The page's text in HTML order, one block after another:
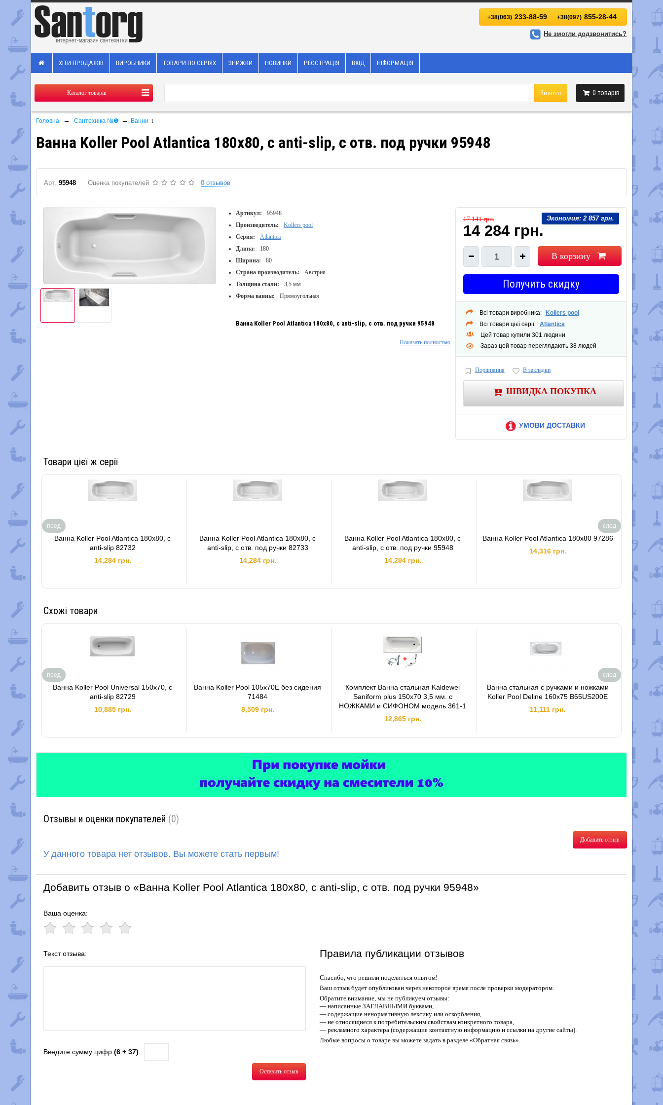
+38(063) 233-88-59 +38(097) 855-28-44
Не змогли додзвонитись?
ХІТИ ПРОДАЖІВ ВИРОБНИКИ ТОВАРИ ПО СЕРІЯХ ЗНИЖКИ НОВИНКИ РЕЄСТРАЦІЯ ВХІД ІНФОРМАЦІЯ
Каталог товарів 0 товарів
Знайти
Головна → Сантехніка №❶ → Ванни ↓
Ванна Koller Pool Atlantica 180x80, с anti-slip, с отв. под ручки 95948
Арт. 95948 Оценка покупателей 0 отзывов
Артикул:
95948
Производитель:
Kollers pool
Серия:
Atlantica
Длина:
180
Ширина:
80
Страна производитель:
Австрия
Толщина стали:
3,5 мм
Форма ванны:
Прямоугольная
Ванна Koller Pool Atlantica 180x80, с anti-slip, с отв. под ручки 95948
Показать полностью
Экономия:2 857 грн.
17 141 грн.
14 284 грн.
1 В корзину
Получить скидку
Всі товари виробника:
Kollers pool
Всі товари цієї серії: Atlantica
Цей товар купили 301 людини
Зараз цей товар переглядають 38 людей
Порівняння В закладки
ШВИДКА ПОКУПКА
УМОВИ ДОСТАВКИ
Товари цієї ж серії
Ванна Koller Pool Atlantica 180x80, с
anti-slip 82732
14,284 грн.
Ванна Koller Pool Atlantica 180x80, с
anti-slip, с отв. под ручки 82733
14,284 грн.
Ванна Koller Pool Atlantica 180x80, с
anti-slip, с отв. под ручки 95948
14,284 грн.
Ванна Koller Pool Atlantica 180x80 97286
14,316 грн.
Все
пред след
Схожі товари
Ванна Koller Pool Universal 150x70, с
anti-slip 82729
10,885 грн.
Ванна Koller Pool 105х70E без сидения
71484
8,509 грн.
Комплект Ванна стальная Kaldewei
Saniform plus 150x70 3,5 мм. с
НОЖКАМИ и СИФОНОМ модель 361-1
12,865 грн.
Ванна стальная с ручками и ножками
Koller Pool Deline 160х75 B65US200E
11,111 грн.
Ванна
пред след
Отзывы и оценки покупателей (0)
Добавить отзыв
У данного товара нет отзывов. Вы можете стать первым!
Добавить отзыв о «Ванна Koller Pool Atlantica 180x80, с anti-slip, с отв. под ручки 95948»
Ваша оценка:
Текст отзыва:
Введите сумму цифр (6 + 37):
Оставить отзыв
Правила публикации отзывов
Спасибо, что решили поделиться опытом!
Ваш отзыв будет опубликован через некоторое время после проверки модератором.
Обратите внимание, мы не публикуем отзывы:
— написанные ЗАГЛАВНЫМИ буквами,
— содержащие ненормативную лексику или оскорбления,
— не относящиеся к потребительским свойствам конкретного товара,
— рекламного характера (содержащие контактную информацию и ссылки на другие сайты).
Любые вопросы о товаре вы можете задать в разделе «Обратная связь».